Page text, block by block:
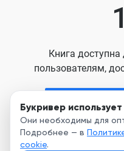
Букривер
Они необходимы для
Подробнее — в
cookie.
Книга
пользователям,
Нажимая